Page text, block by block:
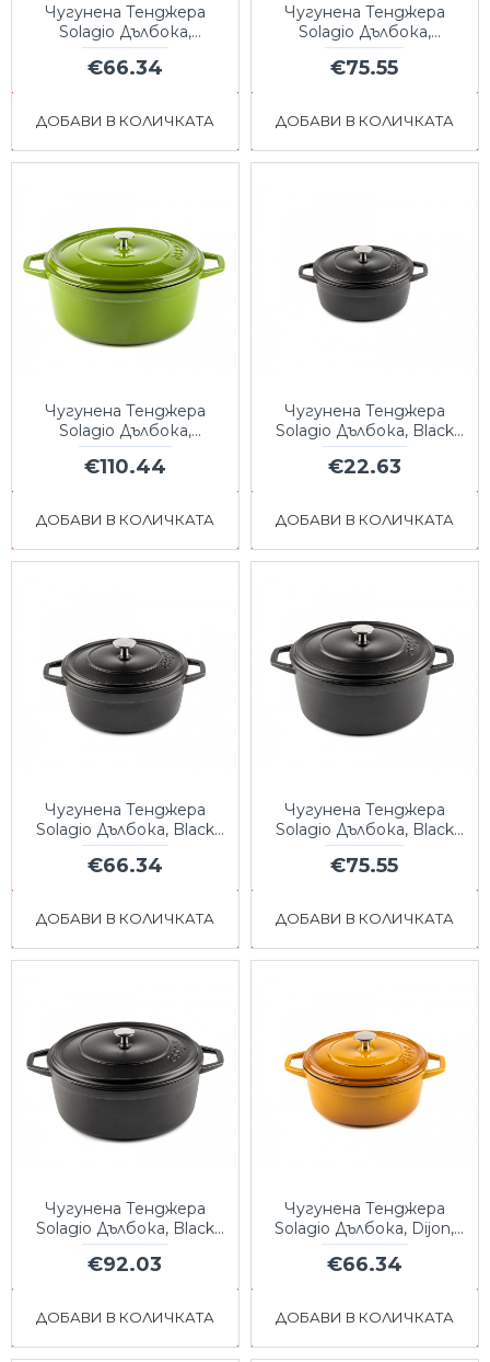
Чугунена Тенджера
Solagio Дълбока,
Bamboo, Ф20
€66.34
ДОБАВИ В КОЛИЧКАТА
Чугунена Тенджера
Solagio Дълбока,
Bamboo, Ф24
€75.55
ДОБАВИ В КОЛИЧКАТА
Чугунена Тенджера
Solagio Дълбока,
Bamboo, Ф28
€110.44
ДОБАВИ В КОЛИЧКАТА
Чугунена Тенджера
Solagio Дълбока, Black
Onyx, Ф12
€22.63
ДОБАВИ В КОЛИЧКАТА
Чугунена Тенджера
Solagio Дълбока, Black
Onyx, Ф20
€66.34
ДОБАВИ В КОЛИЧКАТА
Чугунена Тенджера
Solagio Дълбока, Black
Onyx, Ф24
€75.55
ДОБАВИ В КОЛИЧКАТА
Чугунена Тенджера
Solagio Дълбока, Black
Onyx, Ф28
€92.03
ДОБАВИ В КОЛИЧКАТА
Чугунена Тенджера
Solagio Дълбока, Dijon,
Ф20
€66.34
ДОБАВИ В КОЛИЧКАТА